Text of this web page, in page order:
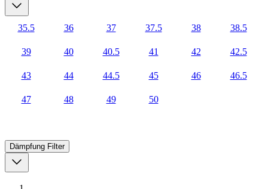
35.5 36 37 37.5 38 38.5
39 40 40.5 41 42 42.5
43 44 44.5 45 46 46.5
47 48 49 50
Dämpfung Filter